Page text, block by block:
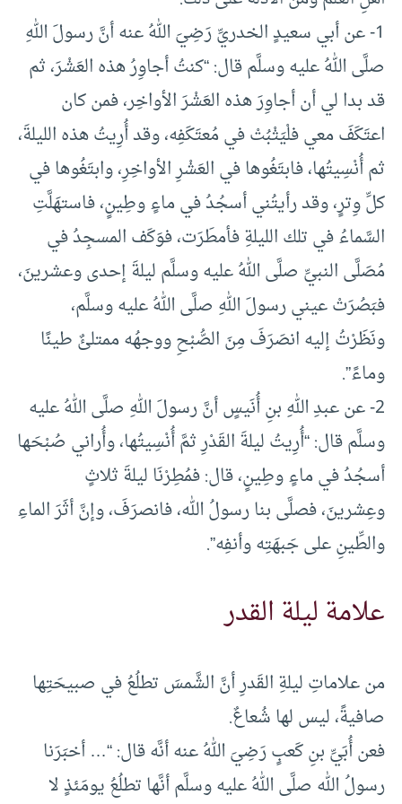
1- عن أبي سعيدٍ الخدريِّ رَضِيَ اللهُ عنه أنَّ رسولَ اللهِ
صلَّى اللهُ عليه وسلَّم قال: “كنتُ أجاوِرُ هذه العَشْرَ، ثم
قد بدا لي أن أجاوِرَ هذه العَشْرَ الأواخِر، فمن كان
اعتَكَفَ معي فلْيَثْبُتْ في مُعتَكَفِه، وقد أُرِيتُ هذه الليلةَ،
ثم أُنْسِيتُها، فابتَغُوها في العَشْرِ الأواخِرِ، وابتَغُوها في
كلِّ وِترٍ، وقد رأيتُني أسجُدُ في ماءٍ وطِينٍ، فاستهَلَّتِ
السَّماءُ في تلك الليلةِ فأمطَرَت، فوَكَف المسجِدُ في
مُصَلَّى النبيِّ صلَّى اللهُ عليه وسلَّم ليلةَ إحدى وعشرينَ،
فبَصُرَتْ عيني رسولَ اللهِ صلَّى اللهُ عليه وسلَّم،
ونَظَرْتُ إليه انصَرَفَ مِنَ الصُّبْحِ ووجهُه ممتلئٌ طينًا
وماءً”.
2- عن عبدِ اللهِ بنِ أُنَيسٍ أنَّ رسولَ اللهِ صلَّى اللهُ عليه
وسلَّم قال: “أُرِيتُ ليلةَ القَدْرِ ثمَّ أُنْسِيتُها، وأُراني صُبْحَها
أسجُدُ في ماءٍ وطِينٍ، قال: فمُطِرْنَا ليلةَ ثلاثٍ
وعِشرينَ، فصلَّى بنا رسولُ الله، فانصرَفَ، وإنَّ أثَرَ الماءِ
والطِّينِ على جَبهَتِه وأنفِه”.
علامة ليلة القدر
من علاماتِ ليلةِ القَدرِ أنَّ الشَّمسَ تطلُعُ في صبيحَتِها
صافيةً، ليس لها شُعاعٌ.
فعن أُبَيِّ بنِ كَعبٍ رَضِيَ اللهُ عنه أنَّه قال: “… أخبَرَنا
رسولُ الله صلَّى اللهُ عليه وسلَّم أنَّها تطلُعُ يومَئذٍ لا